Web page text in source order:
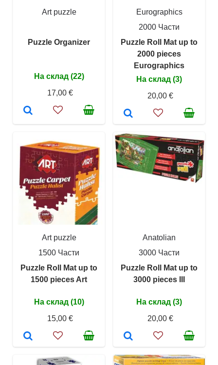
Art puzzle
Puzzle Organizer
На склад (22)
17,00 €
Eurographics
2000 Части
Puzzle Roll Mat up to
2000 pieces
Eurographics
На склад (3)
20,00 €
Art puzzle
1500 Части
Puzzle Roll Mat up to
1500 pieces Art
На склад (10)
15,00 €
Anatolian
3000 Части
Puzzle Roll Mat up to
3000 pieces III
На склад (3)
20,00 €